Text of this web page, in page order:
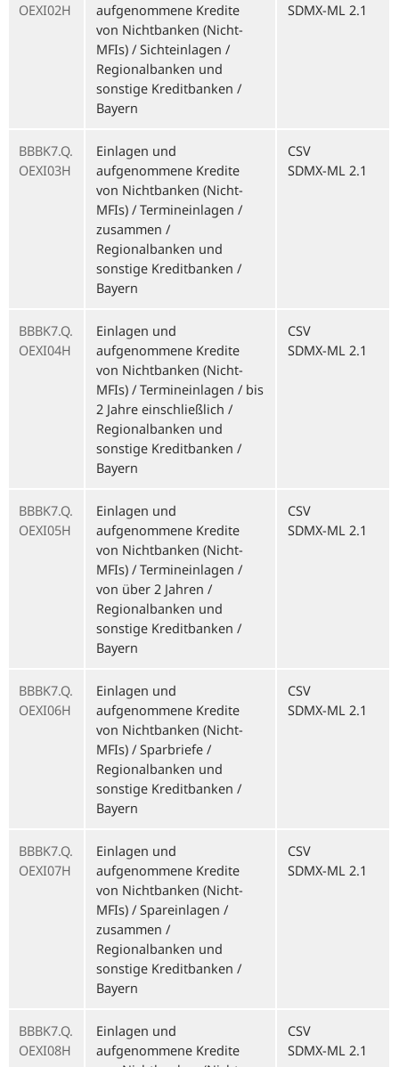
OEXI02H
aufgenommene Kredite
von Nichtbanken (Nicht-
MFIs) / Sichteinlagen /
Regionalbanken und
sonstige Kreditbanken /
Bayern
SDMX-ML 2.1
BBBK7.Q.
OEXI03H
Einlagen und
aufgenommene Kredite
von Nichtbanken (Nicht-
MFIs) / Termineinlagen /
zusammen /
Regionalbanken und
sonstige Kreditbanken /
Bayern
CSV
SDMX-ML 2.1
BBBK7.Q.
OEXI04H
Einlagen und
aufgenommene Kredite
von Nichtbanken (Nicht-
MFIs) / Termineinlagen / bis
2 Jahre einschließlich /
Regionalbanken und
sonstige Kreditbanken /
Bayern
CSV
SDMX-ML 2.1
BBBK7.Q.
OEXI05H
Einlagen und
aufgenommene Kredite
von Nichtbanken (Nicht-
MFIs) / Termineinlagen /
von über 2 Jahren /
Regionalbanken und
sonstige Kreditbanken /
Bayern
CSV
SDMX-ML 2.1
BBBK7.Q.
OEXI06H
Einlagen und
aufgenommene Kredite
von Nichtbanken (Nicht-
MFIs) / Sparbriefe /
Regionalbanken und
sonstige Kreditbanken /
Bayern
CSV
SDMX-ML 2.1
BBBK7.Q.
OEXI07H
Einlagen und
aufgenommene Kredite
von Nichtbanken (Nicht-
MFIs) / Spareinlagen /
zusammen /
Regionalbanken und
sonstige Kreditbanken /
Bayern
CSV
SDMX-ML 2.1
BBBK7.Q.
OEXI08H
Einlagen und
aufgenommene Kredite
CSV
SDMX-ML 2.1